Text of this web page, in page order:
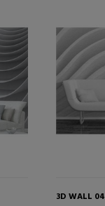
3D WALL 04